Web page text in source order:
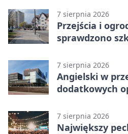
7 sierpnia 2026
Przejścia i
sprawdzono
7 sierpnia 2026
Angielski w
dodatkowych
7 sierpnia 2026
Największy